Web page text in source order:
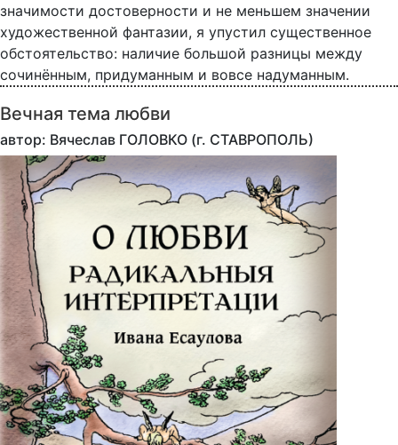
значимости достоверности и не меньшем значении
художественной фантазии, я упустил существенное
обстоятельство: наличие большой разницы между
сочинённым, придуманным и вовсе надуманным.
Вечная тема любви
автор: Вячеслав ГОЛОВКО (г. СТАВРОПОЛЬ)